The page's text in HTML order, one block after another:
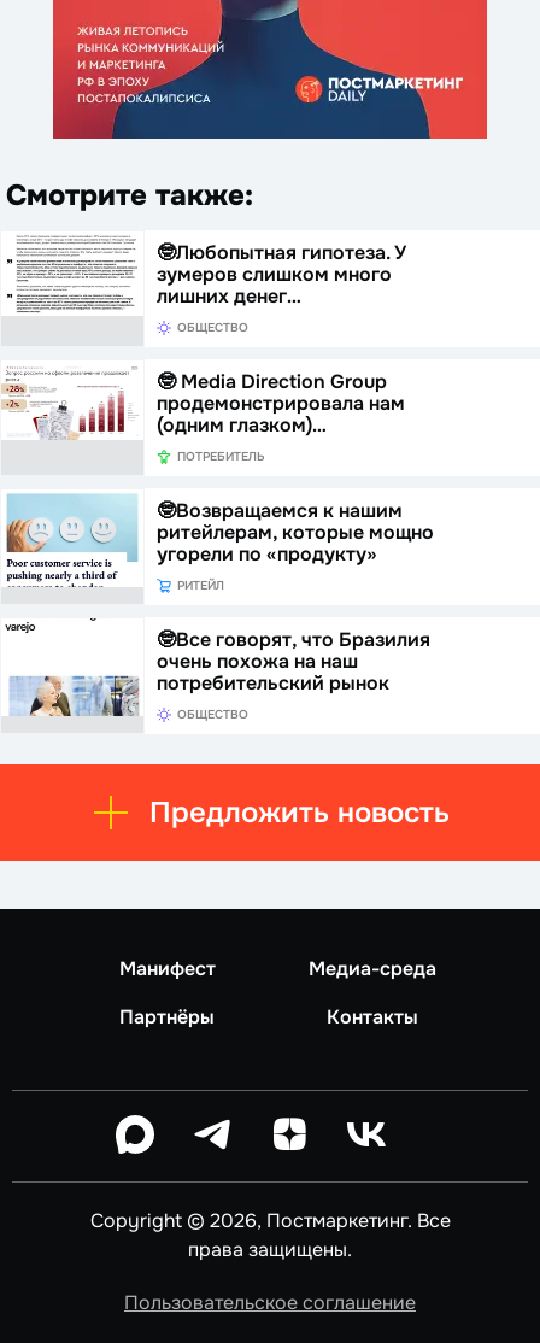
Смотрите также:
🤓Любопытная гипотеза. У
зумеров слишком много
лишних денег…
ОБЩЕСТВО
🤓 Media Direction Group
продемонстрировала нам
(одним глазком)…
ПОТРЕБИТЕЛЬ
🤓Возвращаемся к нашим
ритейлерам, которые мощно
угорели по «продукту»
РИТЕЙЛ
🤓Все говорят, что Бразилия
очень похожа на наш
потребительский рынок
ОБЩЕСТВО
Предложить новость
Манифест
Медиа-среда
Партнёры
Контакты
Copyright © 2026, Постмаркетинг. Все
права защищены.
Пользовательское соглашение